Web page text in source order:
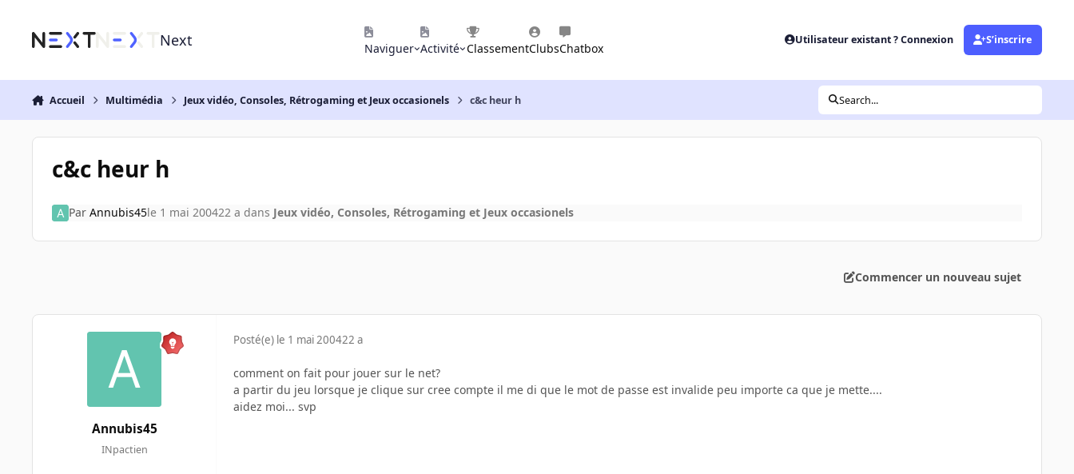
Next Naviguer Activité ClassementClubsChatbox
Utilisateur existant ? Connexion S’inscrire
Accueil Multimédia Jeux vidéo, Consoles, Rétrogaming et Jeux occasionels c&c heur h Search...
c&c heur h
Par Annubis45le 1 mai 200422 a dans Jeux vidéo, Consoles, Rétrogaming et Jeux occasionels
Commencer un nouveau sujet
Annubis45
INpactien
Posté(e) le 1 mai 200422 a
comment on fait pour jouer sur le net?
a partir du jeu lorsque je clique sur cree compte il me di que le mot de passe est invalide peu importe ca que je mette....
aidez moi... svp